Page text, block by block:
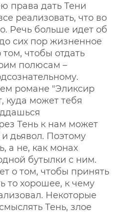
права дать Тени
реализовать, что во
Речь больше идет об
сих пор жизненное
чтобы отдать
полюсам –
романе "Эликсир
куда может тебя
Тень к нам может
дьявол. Поэтому
а не, как монах
бутылки с ним.
о том, чтобы принять
то хорошее, к чему
Некоторые
Тень, злое